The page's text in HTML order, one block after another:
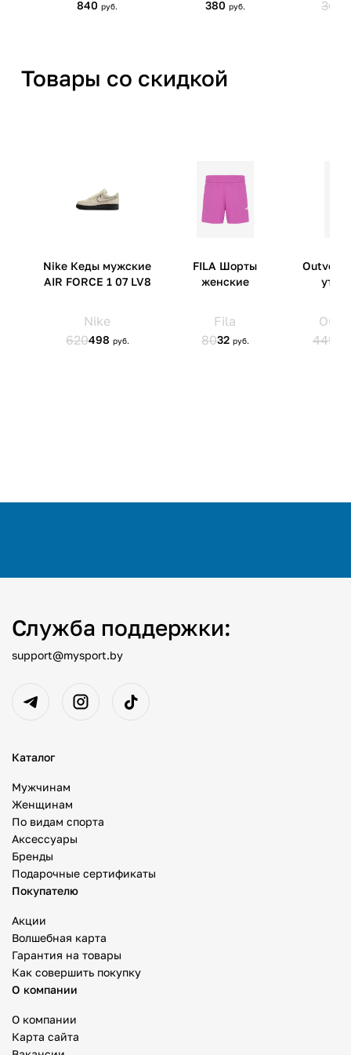
Товары со скидкой
Служба поддержки:
support@mysport.by
Каталог
Мужчинам
Женщинам
По видам спорта
Аксессуары
Бренды
Подарочные сертификаты
Покупателю
Акции
Волшебная карта
Гарантия на товары
Как совершить покупку
О компании
О компании
Карта сайта